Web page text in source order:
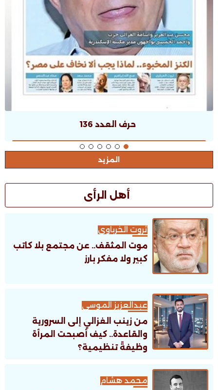
حرف العدد 135
المزيد
أهل الرأى
ثروت الخرباوى
موت المثقف.. عن مجتمع بلا كاتب
كبير ولا مفكر بارز
عبدالعزيز الموسى
من زينب الغزالي إلى السرورية
والقاعدة.. كيف أصبحت المرأة
وظيفةً تنظيمية؟
محمد هشام